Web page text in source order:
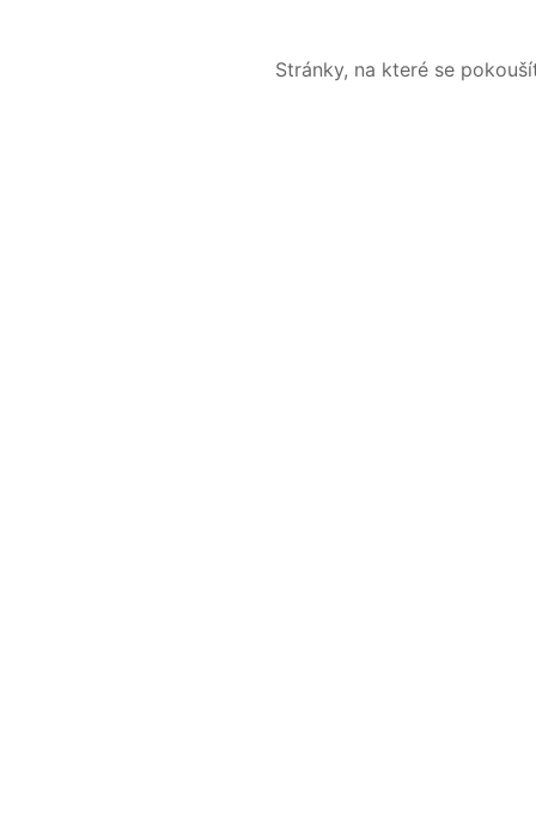
Stránky, na které se